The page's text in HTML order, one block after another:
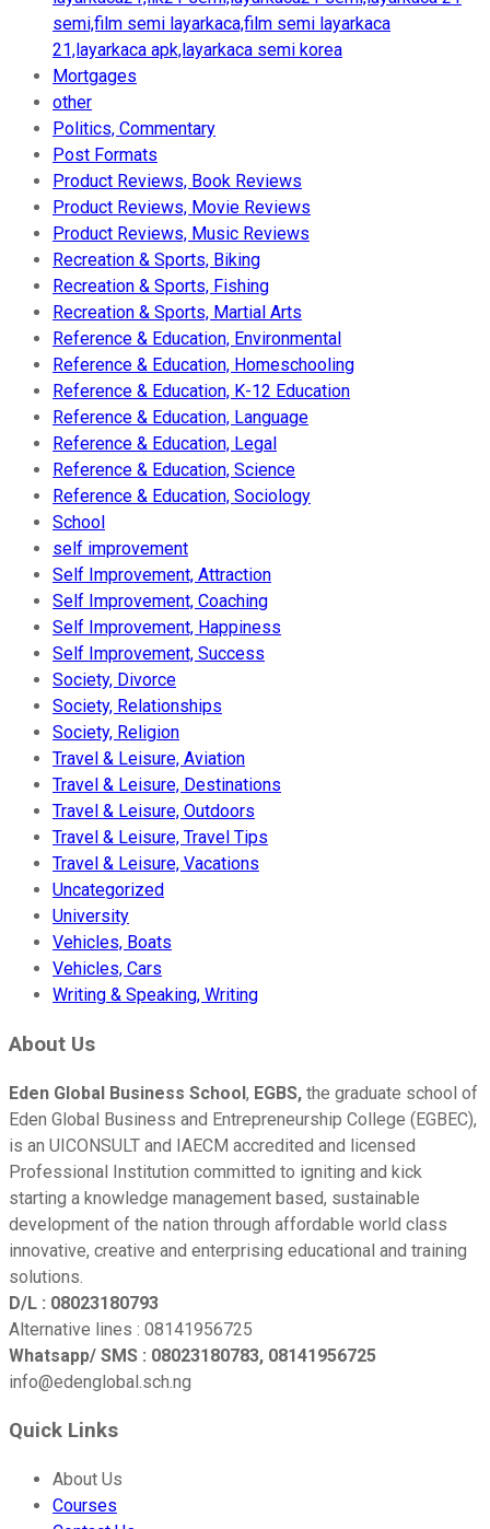
semi,film semi layarkaca,film semi layarkaca
21,layarkaca apk,layarkaca semi korea
Mortgages
other
Politics, Commentary
Post Formats
Product Reviews, Book Reviews
Product Reviews, Movie Reviews
Product Reviews, Music Reviews
Recreation & Sports, Biking
Recreation & Sports, Fishing
Recreation & Sports, Martial Arts
Reference & Education, Environmental
Reference & Education, Homeschooling
Reference & Education, K-12 Education
Reference & Education, Language
Reference & Education, Legal
Reference & Education, Science
Reference & Education, Sociology
School
self improvement
Self Improvement, Attraction
Self Improvement, Coaching
Self Improvement, Happiness
Self Improvement, Success
Society, Divorce
Society, Relationships
Society, Religion
Travel & Leisure, Aviation
Travel & Leisure, Destinations
Travel & Leisure, Outdoors
Travel & Leisure, Travel Tips
Travel & Leisure, Vacations
Uncategorized
University
Vehicles, Boats
Vehicles, Cars
Writing & Speaking, Writing
About Us
Eden Global Business School, EGBS, the graduate school of
Eden Global Business and Entrepreneurship College (EGBEC),
is an UICONSULT and IAECM accredited and licensed
Professional Institution committed to igniting and kick
starting a knowledge management based, sustainable
development of the nation through affordable world class
innovative, creative and enterprising educational and training
solutions.
D/L : 08023180793
Alternative lines : 08141956725
Whatsapp/ SMS : 08023180783, 08141956725
info@edenglobal.sch.ng
Quick Links
About Us
Courses